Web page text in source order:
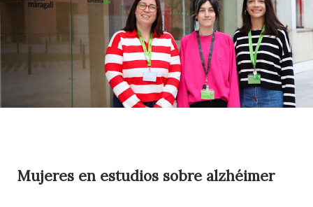
Mujeres en estudios sobre alzhéimer